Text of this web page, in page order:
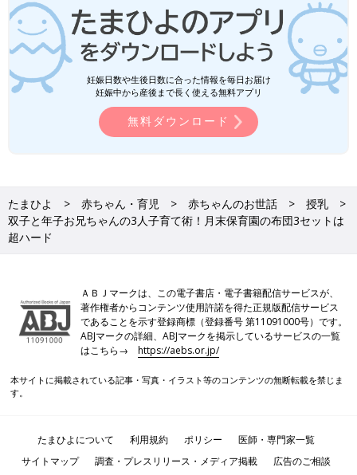
妊娠日数や生後日数に合った情報を毎日お届け
妊娠中から産後まで長く使える無料アプリ
無料ダウンロード
たまひよ 赤ちゃん・育児 赤ちゃんのお世話
授乳
双子と年子お兄ちゃんの3人子育て術！月末保育園の布団3セットは
超ハード
ＡＢＪマークは、この電子書店・電子書籍配信サービスが、
著作権者からコンテンツ使用許諾を得た正規版配信サービス
であることを示す登録商標（登録番号 第11091000号）です。
ABJマークの詳細、ABJマークを掲示しているサービスの一覧
はこちら→https://aebs.or.jp/
本サイトに掲載されている記事・写真・イラスト等のコンテンツの無断転載を禁じま
す。
たまひよについて 利用規約 ポリシー
医師・専門家一覧
サイトマップ
調査・プレスリリース・メディア掲載 広告のご相談